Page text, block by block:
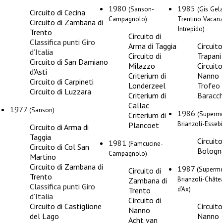
Circuito di Cecina
Circuito di Zambana di
Trento
Classifica punti Giro
d’Italia
Circuito di San Damiano
d’Asti
Circuito di Carpineti
Circuito di Luzzara
1977 (Sanson)
Circuito di Arma di
Taggia
Circuito di Col San
Martino
Circuito di Zambana di
Trento
Classifica punti Giro
d’Italia
Circuito di Castiglione
del Lago
1980 (Sanson-
Campagnolo)
Circuito di
Arma di Taggia
Circuito di
Milazzo
Criterium di
Londerzeel
Criterium di
Callac
Criterium di
Plancoet
1981 (Famcucine-
Campagnolo)
Circuito di
Zambana di
Trento
Circuito di
Nanno
Acht van
1985 (Gis
Trentino
Intrepido)
Trapani
Nanno
Trofeo
1986
Brianzoli-
1987
Brianzoli-
d’Ax)
Nanno